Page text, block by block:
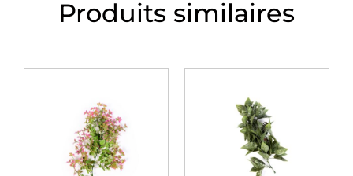
Produits similaires